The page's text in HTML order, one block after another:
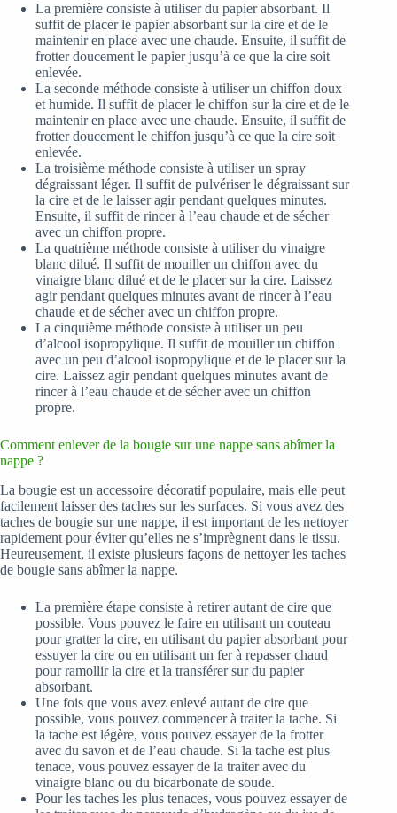
La première consiste à utiliser du papier absorbant. Il
suffit de placer le papier absorbant sur la cire et de le
maintenir en place avec une chaude. Ensuite, il suffit de
frotter doucement le papier jusqu’à ce que la cire soit
enlevée.
La seconde méthode consiste à utiliser un chiffon doux
et humide. Il suffit de placer le chiffon sur la cire et de le
maintenir en place avec une chaude. Ensuite, il suffit de
frotter doucement le chiffon jusqu’à ce que la cire soit
enlevée.
La troisième méthode consiste à utiliser un spray
dégraissant léger. Il suffit de pulvériser le dégraissant sur
la cire et de le laisser agir pendant quelques minutes.
Ensuite, il suffit de rincer à l’eau chaude et de sécher
avec un chiffon propre.
La quatrième méthode consiste à utiliser du vinaigre
blanc dilué. Il suffit de mouiller un chiffon avec du
vinaigre blanc dilué et de le placer sur la cire. Laissez
agir pendant quelques minutes avant de rincer à l’eau
chaude et de sécher avec un chiffon propre.
La cinquième méthode consiste à utiliser un peu
d’alcool isopropylique. Il suffit de mouiller un chiffon
avec un peu d’alcool isopropylique et de le placer sur la
cire. Laissez agir pendant quelques minutes avant de
rincer à l’eau chaude et de sécher avec un chiffon
propre.
Comment enlever de la bougie sur une nappe sans abîmer la
nappe ?
La bougie est un accessoire décoratif populaire, mais elle peut
facilement laisser des taches sur les surfaces. Si vous avez des
taches de bougie sur une nappe, il est important de les nettoyer
rapidement pour éviter qu’elles ne s’imprègnent dans le tissu.
Heureusement, il existe plusieurs façons de nettoyer les taches
de bougie sans abîmer la nappe.
La première étape consiste à retirer autant de cire que
possible. Vous pouvez le faire en utilisant un couteau
pour gratter la cire, en utilisant du papier absorbant pour
essuyer la cire ou en utilisant un fer à repasser chaud
pour ramollir la cire et la transférer sur du papier
absorbant.
Une fois que vous avez enlevé autant de cire que
possible, vous pouvez commencer à traiter la tache. Si
la tache est légère, vous pouvez essayer de la frotter
avec du savon et de l’eau chaude. Si la tache est plus
tenace, vous pouvez essayer de la traiter avec du
vinaigre blanc ou du bicarbonate de soude.
Pour les taches les plus tenaces, vous pouvez essayer de